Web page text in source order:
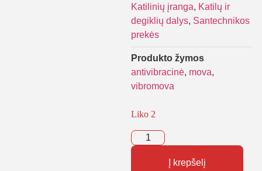
Katilinių įranga, Katilų ir
degiklių dalys, Santechnikos
prekės
Produkto žymos
antivibracinė, mova,
vibromova
Liko 2
Į krepšelį